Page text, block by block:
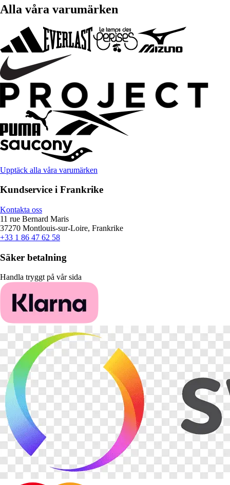
Alla våra varumärken
Upptäck alla våra varumärken
Kundservice i Frankrike
Kontakta oss
11 rue Bernard Maris
37270 Montlouis-sur-Loire, Frankrike
+33 1 86 47 62 58
Säker betalning
Handla tryggt på vår sida